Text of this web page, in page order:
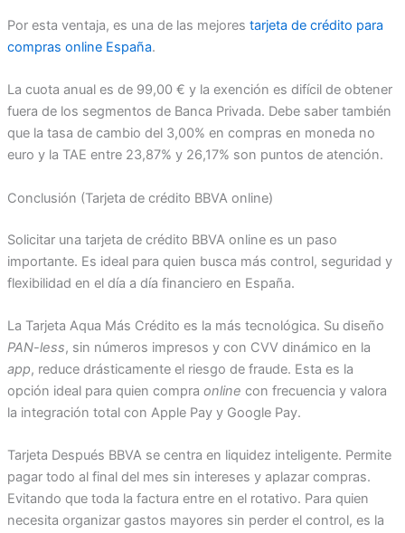
Por esta ventaja, es una de las mejores tarjeta de crédito para
compras online España.
La cuota anual es de 99,00 € y la exención es difícil de obtener
fuera de los segmentos de Banca Privada. Debe saber también
que la tasa de cambio del 3,00% en compras en moneda no
euro y la TAE entre 23,87% y 26,17% son puntos de atención.
Conclusión (Tarjeta de crédito BBVA online)
Solicitar una tarjeta de crédito BBVA online es un paso
importante. Es ideal para quien busca más control, seguridad y
flexibilidad en el día a día financiero en España.
La Tarjeta Aqua Más Crédito es la más tecnológica. Su diseño
PAN-less, sin números impresos y con CVV dinámico en la
app, reduce drásticamente el riesgo de fraude. Esta es la
opción ideal para quien compra online con frecuencia y valora
la integración total con Apple Pay y Google Pay.
Tarjeta Después BBVA se centra en liquidez inteligente. Permite
pagar todo al final del mes sin intereses y aplazar compras.
Evitando que toda la factura entre en el rotativo. Para quien
necesita organizar gastos mayores sin perder el control, es la